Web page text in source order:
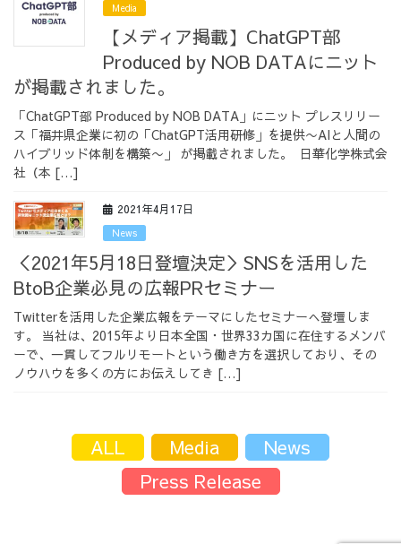
メンバー 会社概要
サービス
採用情報
採用情報トップ チームインタビュー01
チームインタビュー02
Media
【メディア掲載】ChatGPT部
Produced by NOB DATAにニット
が掲載されました。
「ChatGPT部 Produced by NOB DATA」にニット プレスリリー
ス「福井県企業に初の「ChatGPT活用研修」を提供〜AIと人間の
ハイブリッド体制を構築〜」 が掲載されました。 日華化学株式会
社（本 […]
2021年4月17日
News
＜2021年5月18日登壇決定＞SNSを活用した
BtoB企業必見の広報PRセミナー
Twitterを活用した企業広報をテーマにしたセミナーへ登壇しま
す。 当社は、2015年より日本全国・世界33カ国に在住するメンバ
ーで、一貫してフルリモートという働き方を選択しており、その
ノウハウを多くの方にお伝えしてき […]
ALL Media
News
Press Release